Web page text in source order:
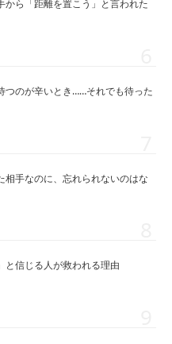
から「距離を置こう」と言われた
つのが辛いとき……それでも待った
相手なのに、忘れられないのはな
と信じる人が救われる理由